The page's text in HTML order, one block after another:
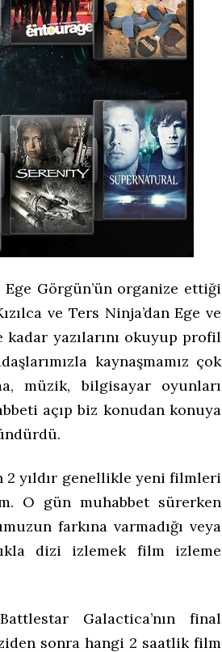
Görgün’ün organize ettiği
ve Ters Ninja’dan Ege ve
kadar yazılarını okuyup profil
kaynaşmamız çok
müzik, bilgisayar oyunları
açıp biz konudan konuya
2 yıldır genellikle yeni filmleri
O gün muhabbet sürerken
farkına varmadığı veya
dizi izlemek film izleme
Galactica’nın final
sonra hangi 2 saatlik film